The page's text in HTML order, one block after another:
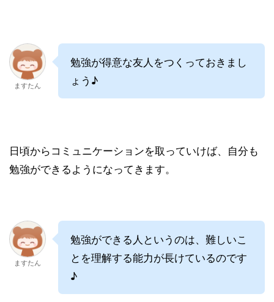
ますたん
勉強が得意な友人をつくっておきまし
ょう♪
日頃からコミュニケーションを取っていけば、自分も
勉強ができるようになってきます。
ますたん
勉強ができる人というのは、難しいこ
とを理解する能力が長けているのです
♪